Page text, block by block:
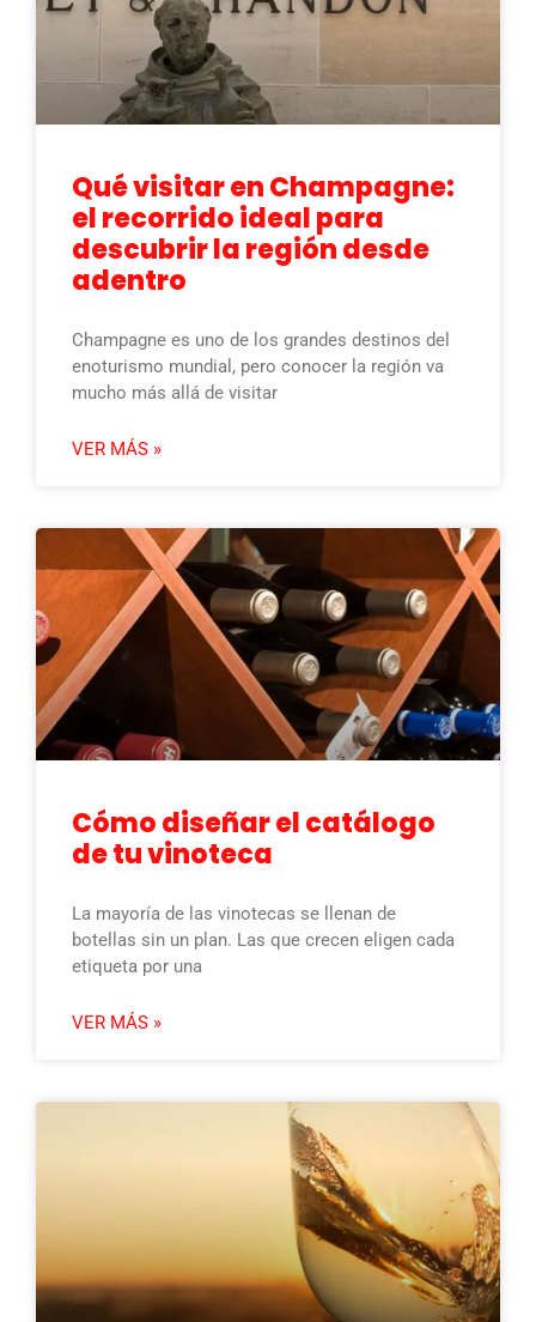
Qué visitar en Champagne:
el recorrido ideal para
descubrir la región desde
adentro
Champagne es uno de los grandes destinos del
enoturismo mundial, pero conocer la región va
mucho más allá de visitar
VER MÁS »
Cómo diseñar el catálogo
de tu vinoteca
La mayoría de las vinotecas se llenan de
botellas sin un plan. Las que crecen eligen cada
etiqueta por una
VER MÁS »